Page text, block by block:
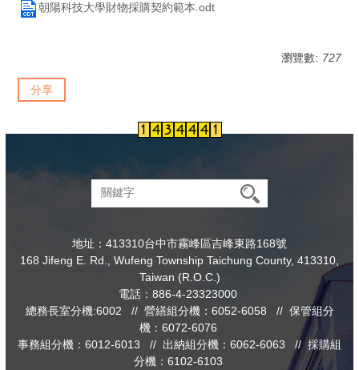
朝陽科技大學財物採購契約範本.odt
瀏覽數: 727
分享
地址：413310台中市霧峰區吉峰東路168號
168 Jifeng E. Rd., Wufeng Township Taichung County, 413310,
Taiwan (R.O.C.)
電話：886-4-23323000
總務長室分機:6002 // 營繕組分機：6052-6058 // 保管組分
機：6072-6076
事務組分機：6012-6013 // 出納組分機：6062-6063 // 採購組
分機：6102-6103